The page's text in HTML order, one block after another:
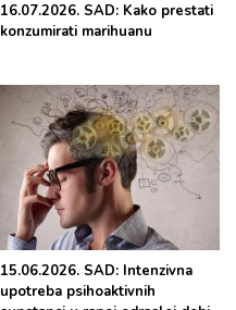
16.07.2026. SAD: Kako prestati
konzumirati marihuanu
15.06.2026. SAD: Intenzivna
upotreba psihoaktivnih